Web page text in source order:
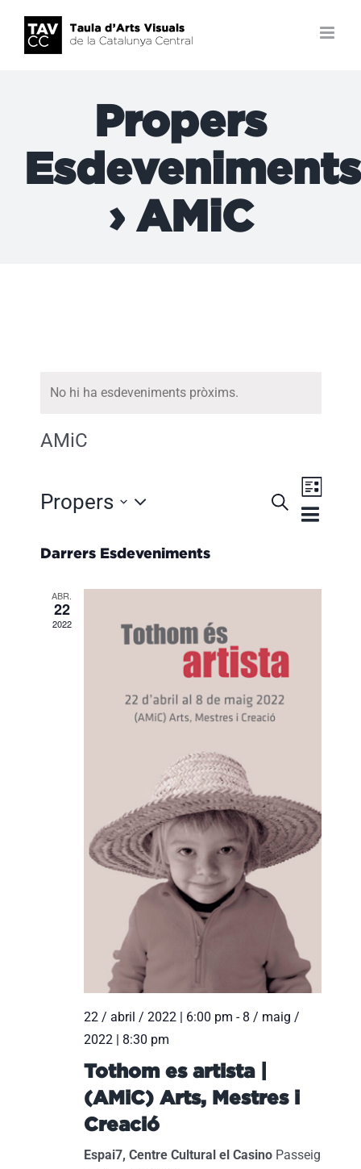
content
Propers
Esdeveniments
› AMiC
No hi ha esdeveniments pròxims.
AMiC
cerca
Cerca
de
Llista
Propers
data.
Darrers Esdeveniments
ABR.
22
2022
22 / abril / 2022 | 6:00 pm - 8 / maig /
2022 | 8:30 pm
Tothom es artista |
(AMiC) Arts, Mestres i
Creació
Espai7, Centre Cultural el Casino Passeig